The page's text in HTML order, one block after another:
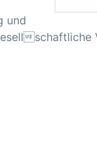
und
schaftliche